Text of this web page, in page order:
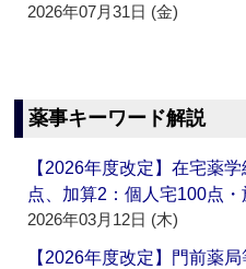
2026年07月31日 (金)
薬事キーワード解説
【2026年度改定】在宅薬
点、加算2：個人宅100点
2026年03月12日 (木)
【2026年度改定】門前薬